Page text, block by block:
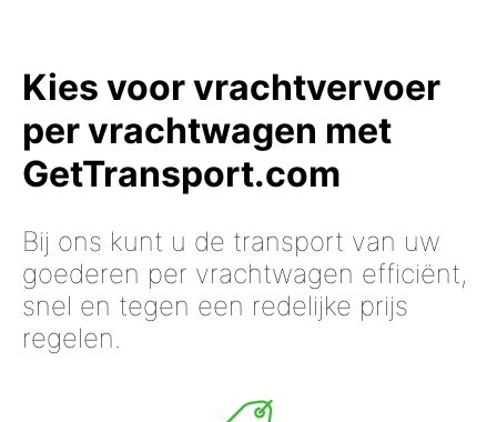
Kies voor vrachtvervoer
per vrachtwagen met
GetTransport.com
Bij ons kunt u de transport van uw
goederen per vrachtwagen efficiënt,
snel en tegen een redelijke prijs
regelen.